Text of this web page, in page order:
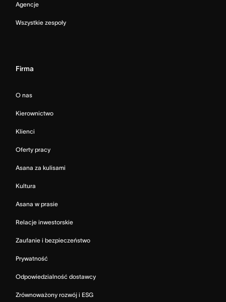
Agencje
Wszystkie zespoły
Firma
O nas
Kierownictwo
Klienci
Oferty pracy
Asana za kulisami
Kultura
Asana w prasie
Relacje inwestorskie
Zaufanie i bezpieczeństwo
Prywatność
Odpowiedzialność dostawcy
Zrównoważony rozwój i ESG